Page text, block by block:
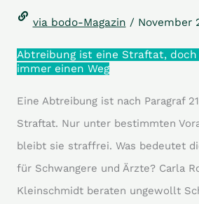
via bodo-Magazin / November
Abtreibung ist eine Straftat, doch
immer einen Weg
Eine Abtreibung ist nach Paragraf
Straftat. Nur unter bestimmten
bleibt sie straffrei. Was bedeutet
für Schwangere und Ärzte? Carla
Kleinschmidt beraten ungewollt